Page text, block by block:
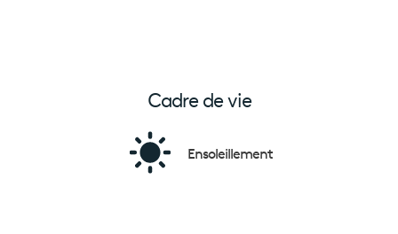
Cadre de vie
Ensoleillement